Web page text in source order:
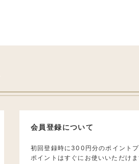
会員登録について
初回登録時に300円分のポイントプ
ポイントはすぐにお使いいただけ